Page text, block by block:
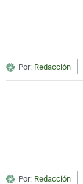
Por: Redacción
Por: Redacción